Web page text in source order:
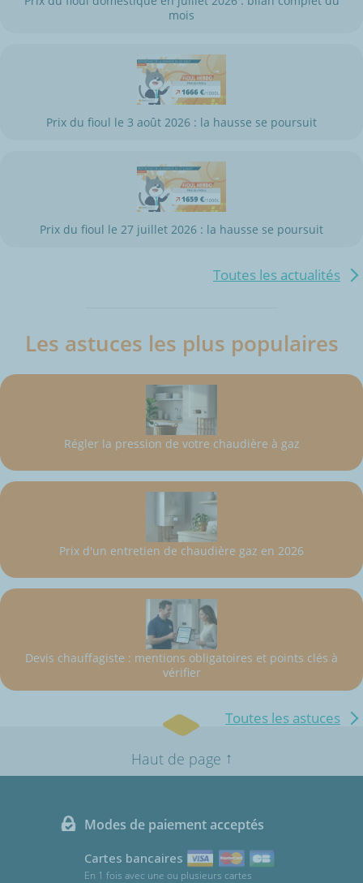
mois
Prix du fioul le 3 août 2026 : la hausse se poursuit
Prix du fioul le 27 juillet 2026 : la hausse se poursuit
Toutes les actualités
Les astuces les plus populaires
Régler la pression de votre chaudière à gaz
Prix d'un entretien de chaudière gaz en 2026
Devis chauffagiste : mentions obligatoires et points clés à
vérifier
Toutes les astuces
Haut de page ↑
Modes de paiement acceptés
Cartes bancaires
En 1 fois avec une ou plusieurs cartes